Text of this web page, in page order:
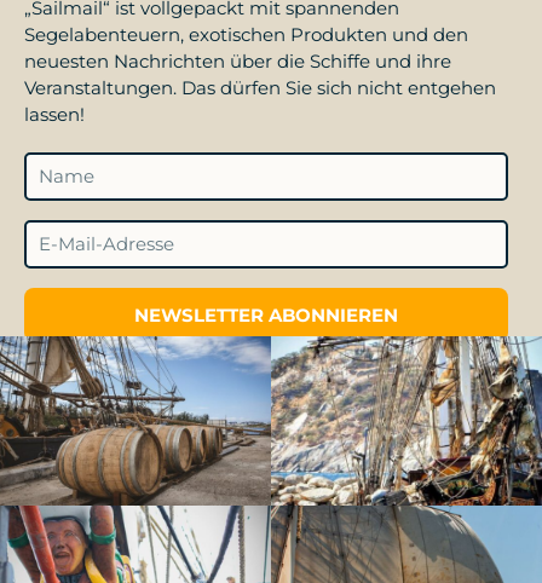
„Sailmail“ ist vollgepackt mit spannenden
Segelabenteuern, exotischen Produkten und den
neuesten Nachrichten über die Schiffe und ihre
Veranstaltungen. Das dürfen Sie sich nicht entgehen
lassen!
NEWSLETTER ABONNIEREN